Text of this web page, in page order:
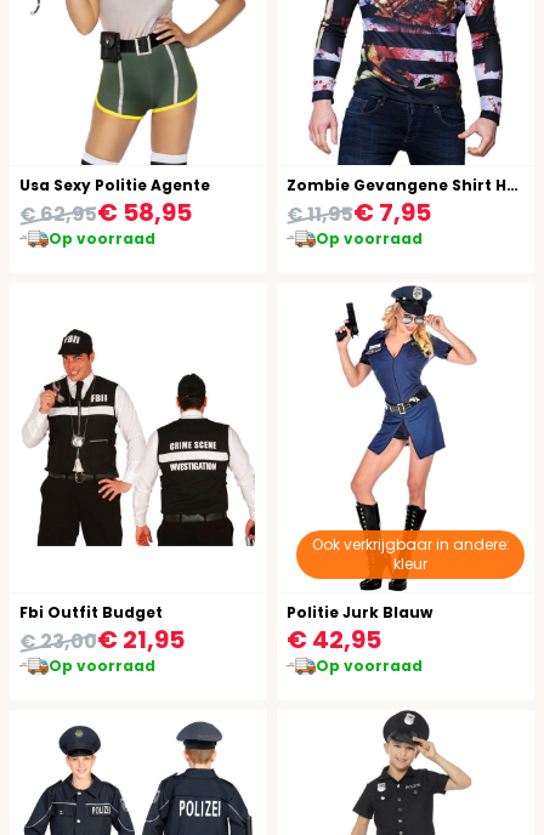
Usa Sexy Politie Agente
€ 58,95
€ 62,95
Op voorraad
Zombie Gevangene Shirt Heren
€ 7,95
€ 11,95
Op voorraad
Fbi Outfit Budget
€ 21,95
€ 23,00
Op voorraad
Ook verkrijgbaar in andere:
kleur
Politie Jurk Blauw
€ 42,95
Op voorraad